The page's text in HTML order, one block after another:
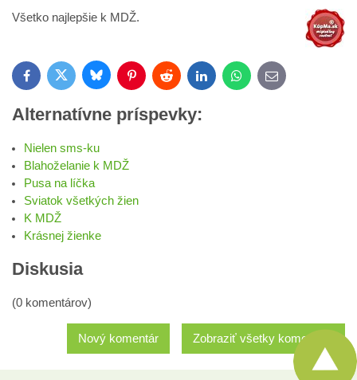
Všetko najlepšie k MDŽ.
FacebookTwitter BlueskyPinterestReddit LinkedInWhatsApp
E-
mail
Alternatívne príspevky:
Nielen sms-ku
Blahoželanie k MDŽ
Pusa na líčka
Sviatok všetkých žien
K MDŽ
Krásnej žienke
Diskusia
(0 komentárov)
Zobraziť všetky komentáre
Nový komentár